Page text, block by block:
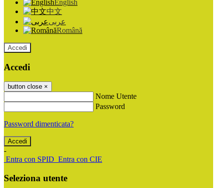
English
中文
عربى
Română
Accedi
Accedi
button close ×
Nome Utente
Password
Password dimenticata?
-
Entra con SPID Entra con CIE
Seleziona utente